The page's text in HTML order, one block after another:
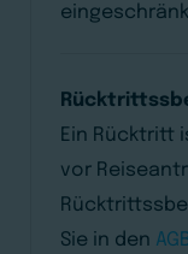
Ein Rücktritt
vor
Sie in den